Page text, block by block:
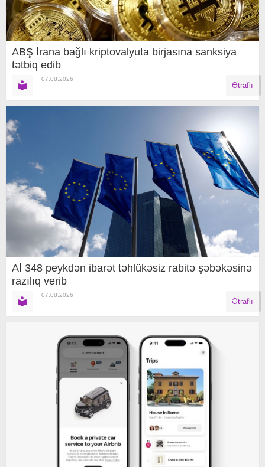
ABŞ İrana bağlı kriptovalyuta birjasına sanksiya
tətbiq edib
07.08.2026
Ətraflı
Aİ 348 peykdən ibarət təhlükəsiz rabitə şəbəkəsinə
razılıq verib
07.08.2026
Ətraflı